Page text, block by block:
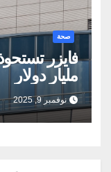
صحة
مليار دولار
نوفمبر 9, 2025